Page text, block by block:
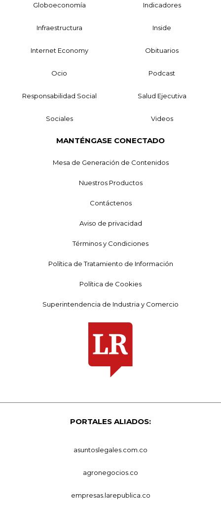
Globoeconomía Indicadores
Infraestructura Inside
Internet Economy Obituarios
Ocio Podcast
Responsabilidad Social Salud Ejecutiva
Sociales Videos
MANTÉNGASE CONECTADO
Mesa de Generación de Contenidos
Nuestros Productos
Contáctenos
Aviso de privacidad
Términos y Condiciones
Política de Tratamiento de Información
Política de Cookies
Superintendencia de Industria y Comercio
PORTALES ALIADOS:
asuntoslegales.com.co
agronegocios.co
empresas.larepublica.co